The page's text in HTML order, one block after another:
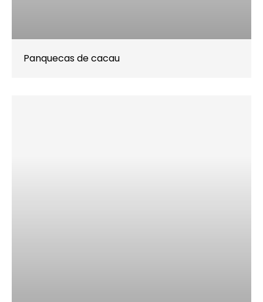
Panquecas de cacau